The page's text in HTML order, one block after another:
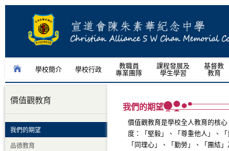
學校簡介 學校行政 教職員
專業團隊
課程發展及
學生學習
基督教
教育
價值觀教育
我們的期望
品德教育
我們的期望
價值觀教育是學校全人教育的核
度：「堅毅」、「尊重他人」、
「同理心」、「勤勞」、「團結